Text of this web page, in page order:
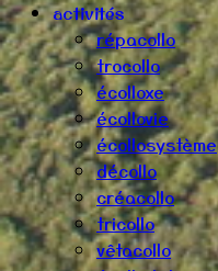
activités
répacollo
trocollo
écolloxe
écollovie
écollosystème
décollo
créacollo
tricollo
vêtacollo